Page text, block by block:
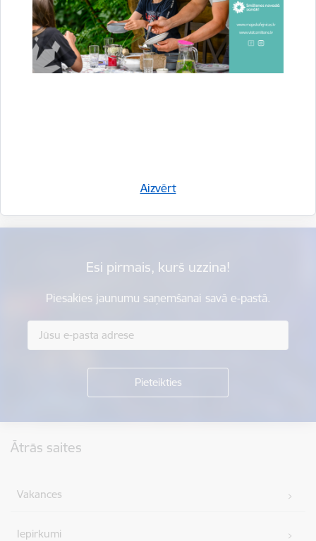
Aizvērt
Sniegt atsauksmi
Esi pirmais, kurš uzzina!
Piesakies jaunumu saņemšanai savā e-pastā.
Ātrās saites
Vakances
Iepirkumi